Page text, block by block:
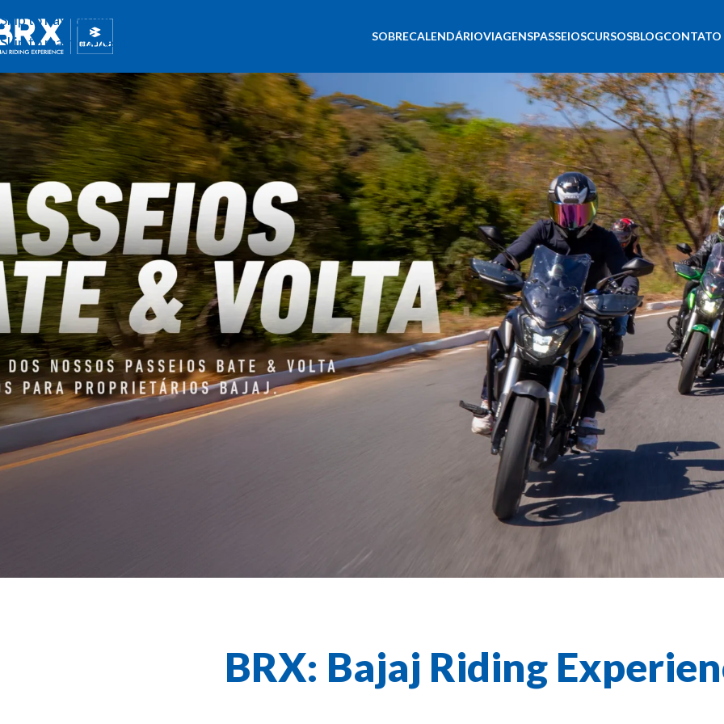
Skip to navigation
Skip to main content
SOBRECALENDÁRIOVIAGENSPASSEIOSCURSOSBLOGCONTATO
BRX: Bajaj Riding